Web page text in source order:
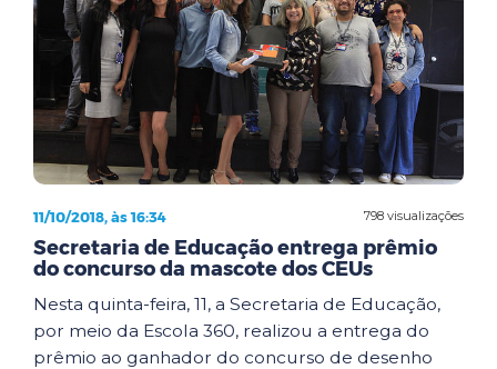
798 visualizações
11/10/2018, às 16:34
Secretaria de Educação entrega prêmio
do concurso da mascote dos CEUs
Nesta quinta-feira, 11, a Secretaria de Educação,
por meio da Escola 360, realizou a entrega do
prêmio ao ganhador do concurso de desenho